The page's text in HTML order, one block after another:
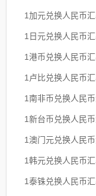
1加元兑换人民币
1日元兑换人民币
1港币兑换人民币
1卢比兑换人民币
1南非币兑换人民
1新台币兑换人民
1澳门元兑换人民
1韩元兑换人民币
1泰铢兑换人民币